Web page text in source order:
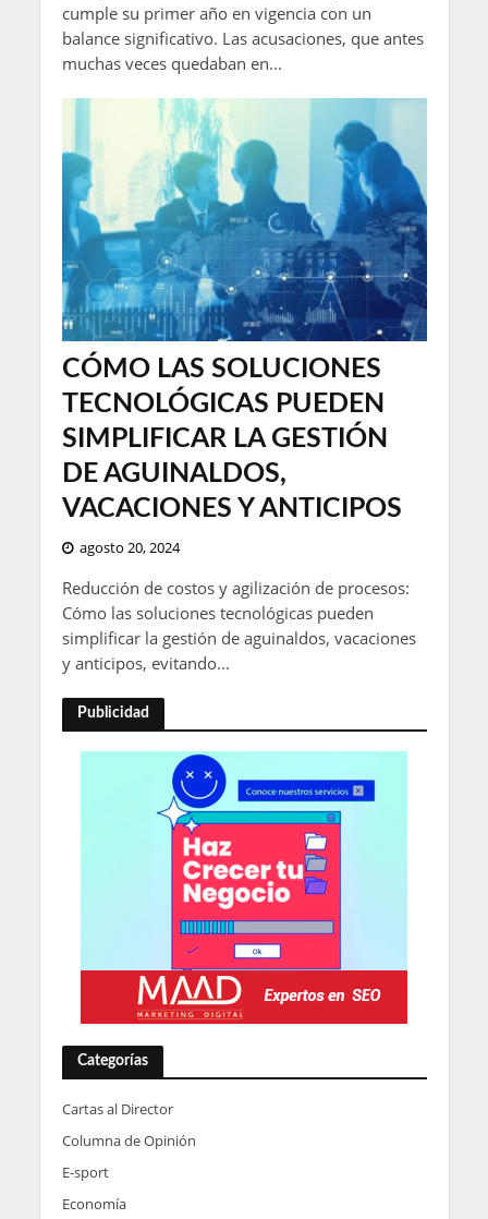
cumple su primer año en vigencia con un
balance significativo. Las acusaciones, que antes
muchas veces quedaban en...
CÓMO LAS SOLUCIONES
TECNOLÓGICAS PUEDEN
SIMPLIFICAR LA GESTIÓN
DE AGUINALDOS,
VACACIONES Y ANTICIPOS
agosto 20, 2024
Reducción de costos y agilización de procesos:
Cómo las soluciones tecnológicas pueden
simplificar la gestión de aguinaldos, vacaciones
y anticipos, evitando...
Publicidad
Categorías
Cartas al Director
Columna de Opinión
E-sport
Economía